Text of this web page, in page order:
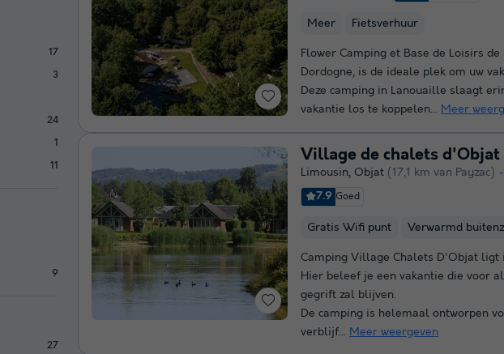
17
3
24
1
11
9
27
Meer Fietsverhuur
Flower Camping et Base de Loisirs de
Dordogne, is de ideale plek om uw
Deze camping in Lanouaille slaagt
vakantie los te koppelen... Meer
Village de chalets d'Objat
Limousin, Objat (17,1 km van Payzac)
7.9 Goed
Gratis Wifi punt Verwarmd
Camping Village Chalets D'Objat ligt
Hier beleef je een vakantie die voor
gegrift zal blijven.
De camping is helemaal ontworpen
verblijf... Meer weergeven